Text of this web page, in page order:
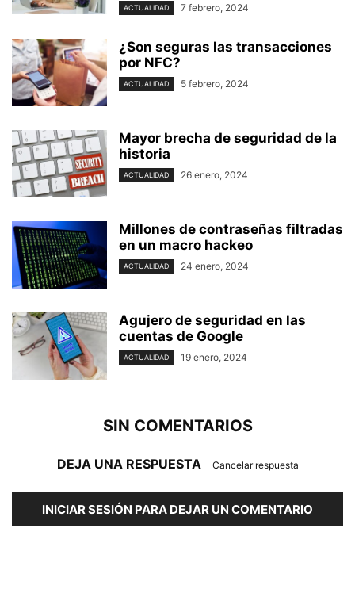
ACTUALIDAD 7 febrero, 2024
¿Son seguras las transacciones
por NFC?
ACTUALIDAD 5 febrero, 2024
Mayor brecha de seguridad de la
historia
ACTUALIDAD 26 enero, 2024
Millones de contraseñas filtradas
en un macro hackeo
ACTUALIDAD 24 enero, 2024
Agujero de seguridad en las
cuentas de Google
ACTUALIDAD 19 enero, 2024
SIN COMENTARIOS
DEJA UNA RESPUESTA Cancelar respuesta
INICIAR SESIÓN PARA DEJAR UN COMENTARIO